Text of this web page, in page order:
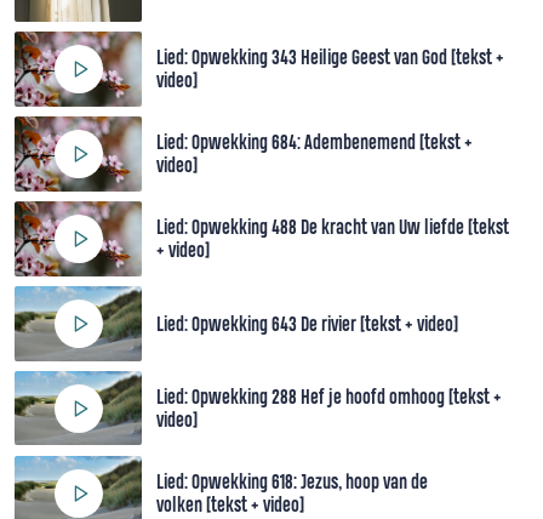
Lied: Opwekking 343 Heilige Geest van God [tekst +
video]
Lied: Opwekking 684: Adembenemend [tekst +
video]
Lied: Opwekking 488 De kracht van Uw liefde [tekst
+ video]
Lied: Opwekking 643 De rivier [tekst + video]
Lied: Opwekking 288 Hef je hoofd omhoog [tekst +
video]
Lied: Opwekking 618: Jezus, hoop van de
volken [tekst + video]